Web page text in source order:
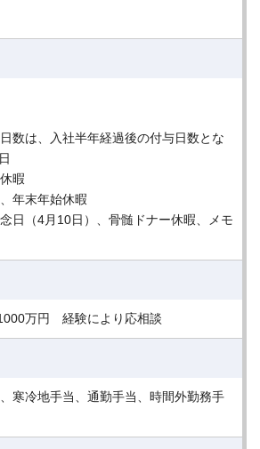
数は、入社半年経過後の付与日数とな
暇
年末年始休暇
日（4月10日）、骨髄ドナー休暇、メモ
万円 経験により応相談
寒冷地手当、通勤手当、時間外勤務手